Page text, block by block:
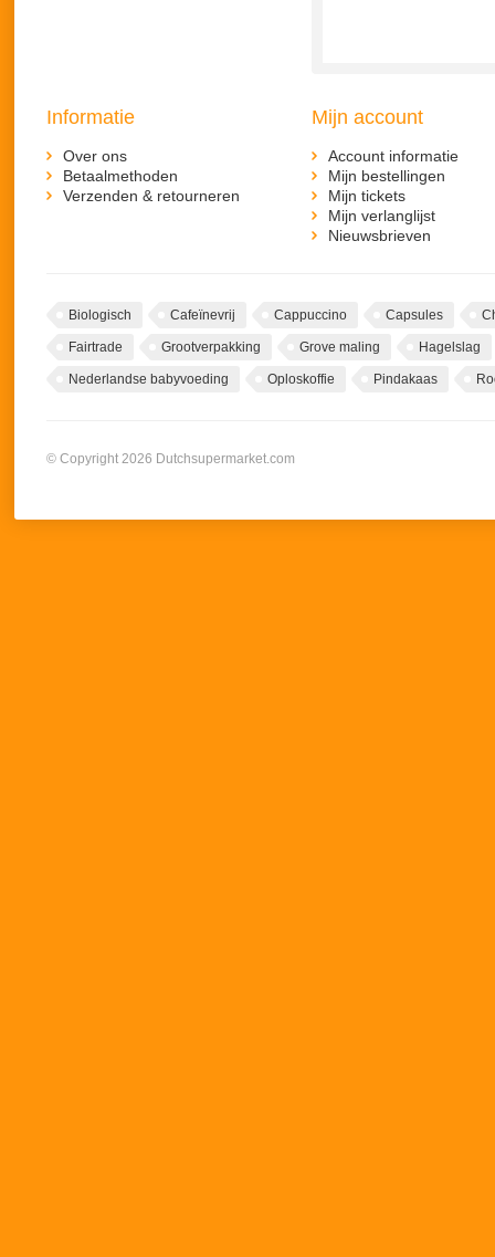
Informatie
Over ons
Betaalmethoden
Verzenden & retourneren
Mijn account
Account informatie
Mijn bestellingen
Mijn tickets
Mijn verlanglijst
Nieuwsbrieven
Biologisch Cafeïnevrij Cappuccino Capsules
Fairtrade Grootverpakking Grove maling Hagelslag
Nederlandse babyvoeding Oploskoffie Pindakaas
© Copyright 2026 Dutchsupermarket.com